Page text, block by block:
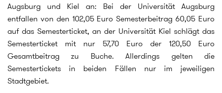
Augsburg und Kiel an: Bei der Universität Augsburg
entfallen von den 102,05 Euro Semesterbeitrag 60,05 Euro
auf das Semesterticket, an der Universität Kiel schlägt das
Semesterticket mit nur 57,70 Euro der 120,50 Euro
Gesamtbeitrag zu Buche. Allerdings gelten die
Semestertickets in beiden Fällen nur im jeweiligen
Stadtgebiet.